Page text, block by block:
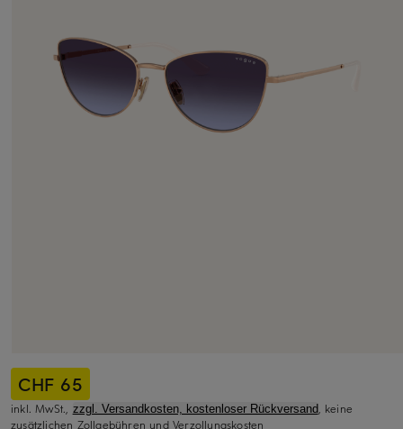
CHF 65
inkl. MwSt., zzgl. Versandkosten, kostenloser Rückversand, keine
zusätzlichen Zollgebühren und Verzollungskosten